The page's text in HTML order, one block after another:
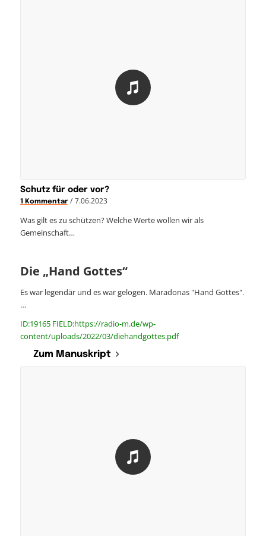
Schutz für oder vor?
1 Kommentar / 7.06.2023
Was gilt es zu schützen? Welche Werte wollen wir als
Gemeinschaft…
Die „Hand Gottes“
Es war legendär und es war gelogen. Maradonas "Hand Gottes".
…
ID:19165 FIELD:https://radio-m.de/wp-
content/uploads/2022/03/diehandgottes.pdf
Zum Manuskript